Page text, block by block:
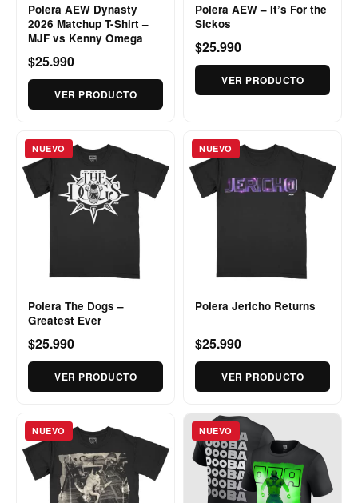
Polera AEW Dynasty
2026 Matchup T-Shirt –
MJF vs Kenny Omega
$25.990
VER PRODUCTO
Polera AEW – It’s For the
Sickos
$25.990
VER PRODUCTO
NUEVO
Polera The Dogs –
Greatest Ever
$25.990
VER PRODUCTO
NUEVO
Polera Jericho Returns
$25.990
VER PRODUCTO
NUEVO NUEVO